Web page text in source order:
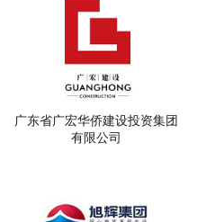
广东省广宏华侨建设投资集团
有限公司